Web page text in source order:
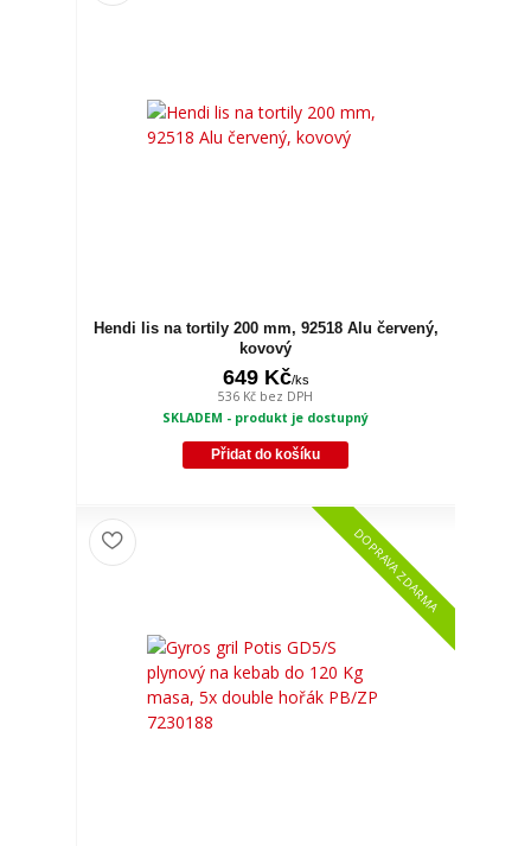
Hendi lis na tortily 200 mm, 92518 Alu červený,
kovový
649 Kč/ks
536 Kč bez DPH
SKLADEM - produkt je dostupný
Přidat do košíku
DOPRAVA ZDARMA